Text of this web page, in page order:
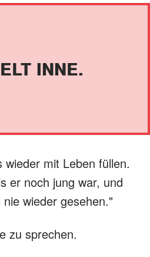
INNE.
wieder mit Leben füllen.
er noch jung war, und
wieder gesehen."
zu sprechen.